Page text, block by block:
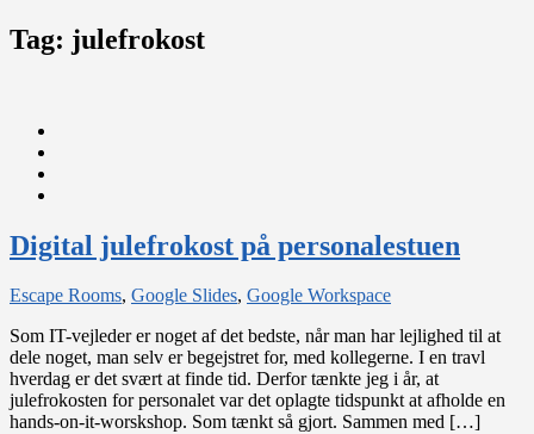
Tag: julefrokost
Digital julefrokost på personalestuen
Escape Rooms, Google Slides, Google Workspaceon
julefrokost
på
personalestuen
Som IT-vejleder er noget af det bedste, når man har lejlighed til at
dele noget, man selv er begejstret for, med kollegerne. I en travl
hverdag er det svært at finde tid. Derfor tænkte jeg i år, at
julefrokosten for personalet var det oplagte tidspunkt at afholde en
hands-on-it-worskshop. Som tænkt så gjort. Sammen med […]